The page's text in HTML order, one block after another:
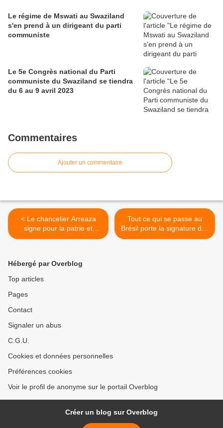
Le régime de Mswati au Swaziland
s'en prend à un dirigeant du parti
communiste
Le 5e Congrès national du Parti
communiste du Swaziland se tiendra
du 6 au 9 avril 2023
Commentaires
Ajouter un commentaire
< Le chancelier Arreaza
signe pour la patrie et
contre l'ingérence de
Tout ce qui se passe au
Brésil porte la signature des
Etats-Unis, dénonce Lula. >
Hébergé par Overblog
Top articles
Pages
Contact
Signaler un abus
C.G.U.
Cookies et données personnelles
Préférences cookies
Voir le profil de anonyme sur le portail Overblog
Créer un blog sur Overblog